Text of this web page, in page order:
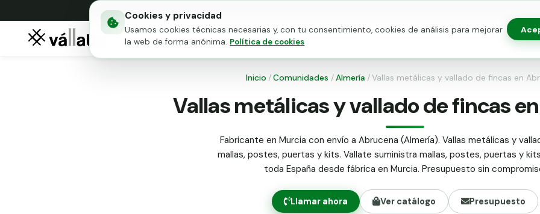
Cookies y privacidad
Usamos cookies técnicas necesarias y, con tu consentimiento, cookies de análisis para mejorar
la web de forma anónima. Política de cookies
Mallas metálicas
Puertas para vallado
Inicio /Comunidades /Almería /Vallas metálicas y vallado de fincas en
Vallas metálicas y vallado de fincas
Fabricante en Murcia con envío a Abrucena (Almería). Vallas metálicas y
mallas, postes, puertas y kits. Vallate suministra mallas, postes, puertas y
toda España desde fábrica en Murcia. Presupuesto sin
Llamar ahora Ver catálogo Presupuesto